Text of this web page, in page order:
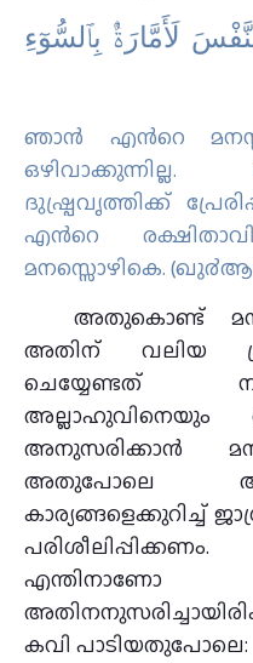
لَأَمَّارَةُۢ بِٱلسُّوٓءِ
ഞാന്‍ എന്‍റെ
ദുഷ്പ്രവൃത്തിക്ക്
എന്‍റെ
മനസ്സൊഴികെ.
അതുകൊണ്ട്
അതിന് വലിയ
ചെയ്യേണ്ടത്
അല്ലാഹുവിനെയും
അനുസരിക്കാൻ
അതുപോലെ
കാര്യങ്ങളെക്കുറിച്ച്
എന്തിനാണോ
കവി പാടിയതുപോലെ: